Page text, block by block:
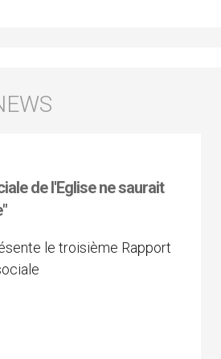
de l'Eglise ne saurait
le troisième Rapport